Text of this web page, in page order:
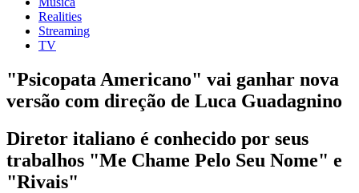
Realities
Streaming
TV
"Psicopata Americano" vai ganhar nova
versão com direção de Luca Guadagnino
Diretor italiano é conhecido por seus
trabalhos "Me Chame Pelo Seu Nome" e
"Rivais"